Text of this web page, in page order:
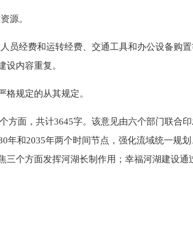
源。
员经费和运转经费、交通工具和办公设备购置
内容重复。
规定的从其规定。
方面，共计3645字。该意见由六个部门联合
年和2035年两个时间节点，强化流域统一规划
三个方面发挥河湖长制作用；幸福河湖建设通